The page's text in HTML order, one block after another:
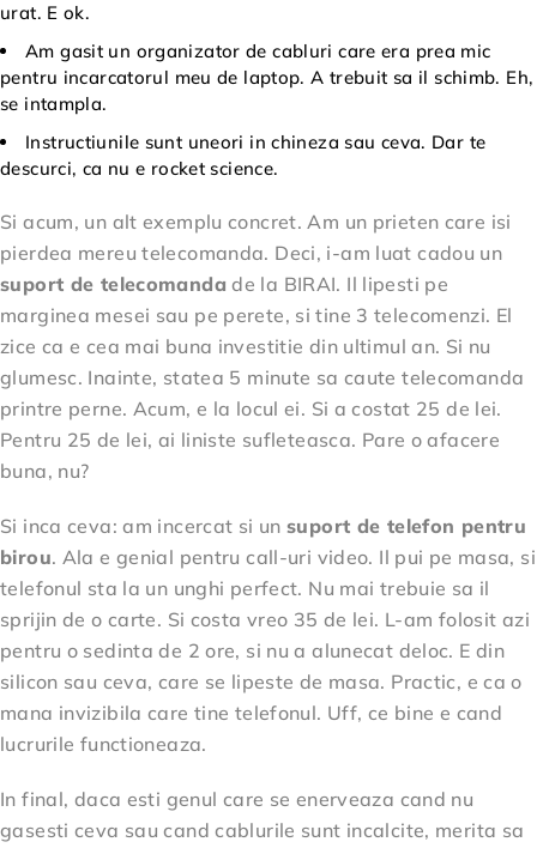
urat. E ok.
Am gasit un organizator de cabluri care era prea mic
pentru incarcatorul meu de laptop. A trebuit sa il schimb. Eh,
se intampla.
Instructiunile sunt uneori in chineza sau ceva. Dar te
descurci, ca nu e rocket science.
Si acum, un alt exemplu concret. Am un prieten care isi
pierdea mereu telecomanda. Deci, i-am luat cadou un
suport de telecomandade la BIRAI. Il lipesti pe
marginea mesei sau pe perete, si tine 3 telecomenzi. El
zice ca e cea mai buna investitie din ultimul an. Si nu
glumesc. Inainte, statea 5 minute sa caute telecomanda
printre perne. Acum, e la locul ei. Si a costat 25 de lei.
Pentru 25 de lei, ai liniste sufleteasca. Pare o afacere
buna, nu?
Si inca ceva: am incercat si un suport de telefon pentru
birou. Ala e genial pentru call-uri video. Il pui pe masa, si
telefonul sta la un unghi perfect. Nu mai trebuie sa il
sprijin de o carte. Si costa vreo 35 de lei. L-am folosit azi
pentru o sedinta de 2 ore, si nu a alunecat deloc. E din
silicon sau ceva, care se lipeste de masa. Practic, e ca o
mana invizibila care tine telefonul. Uff, ce bine e cand
lucrurile functioneaza.
In final, daca esti genul care se enerveaza cand nu
gasesti ceva sau cand cablurile sunt incalcite, merita sa